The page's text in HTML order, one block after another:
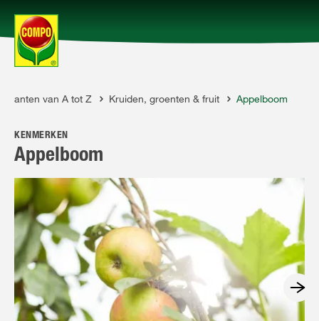
Producten
Advies
Thema's
Tot je dienst
Onderneming
Planten van A tot Z Kruiden, groenten & fruit Appelboom
KENMERKEN
Appelboom